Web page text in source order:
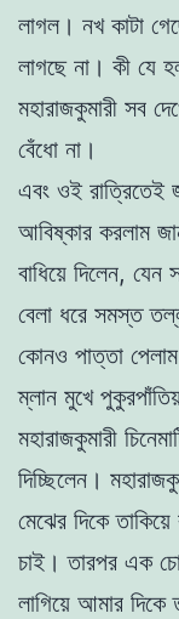
লাগল। নখ কাটা
লাগছে না। কী যে
মহারাজকুমারী সব
বেঁধো না।
এবং ওই রাত্রিতেই
আবিষ্কার করলাম
বাধিয়ে দিলেন,
বেলা ধরে সমস্ত
কোনও পাত্তা
ম্লান মুখে
মহারাজকুমারী
দিচ্ছিলেন।
মেঝের দিকে
চাই। তারপর এক
লাগিয়ে আমার